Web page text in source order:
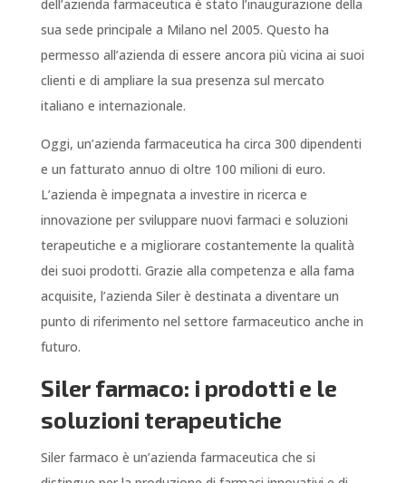
dell’azienda farmaceutica è stato l’inaugurazione della
sua sede principale a Milano nel 2005. Questo ha
permesso all’azienda di essere ancora più vicina ai suoi
clienti e di ampliare la sua presenza sul mercato
italiano e internazionale.
Oggi, un’azienda farmaceutica ha circa 300 dipendenti
e un fatturato annuo di oltre 100 milioni di euro.
L’azienda è impegnata a investire in ricerca e
innovazione per sviluppare nuovi farmaci e soluzioni
terapeutiche e a migliorare costantemente la qualità
dei suoi prodotti. Grazie alla competenza e alla fama
acquisite, l’azienda Siler è destinata a diventare un
punto di riferimento nel settore farmaceutico anche in
futuro.
Siler farmaco: i prodotti e le
soluzioni terapeutiche
Siler farmaco è un’azienda farmaceutica che si